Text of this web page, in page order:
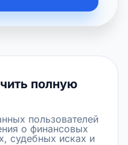
полную
пользователей
о финансовых
судебных исках и